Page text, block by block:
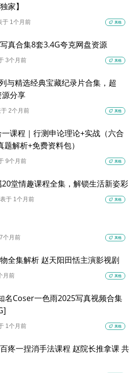
家】
于 1个月前 eco 其他
真合集8套3.4G夸克网盘资源
3个月前 eco 其他
与精选经典宝藏纪录片合集，超
分享
于 2个月前 eco 其他
课程｜行测申论理论+实战（六合
解析+免费资料包）
9个月前 eco 其他
堂情趣课程全集，解锁生活新姿彩
于 1个月前 eco 其他
个月前 eco 其他
全集解析 赵天阳田恬主演影视剧
月前 eco 其他
名Coser一色雨2025写真视频合集
1个月前 eco 其他
百疼一捏消手法课程 赵院长推拿课 共